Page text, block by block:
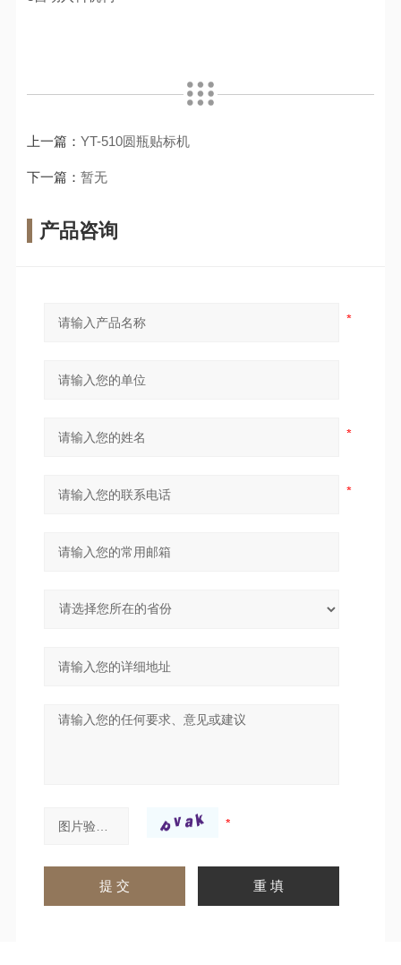
上一篇：YT-510圆瓶贴标机
下一篇：暂无
产品咨询